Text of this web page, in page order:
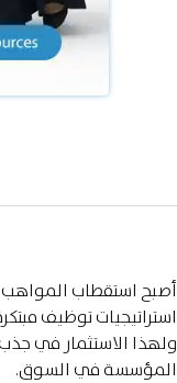
أصبح استقطاب
استراتيجيات توظيف
ولهذا الاستثمار في
المؤسسة في السوق.